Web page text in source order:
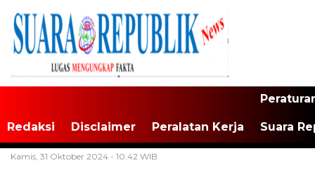
Redaksi Disclaimer Peralatan Kerja Suara
Kamis, 31 Oktober 2024 - 10:42 WIB